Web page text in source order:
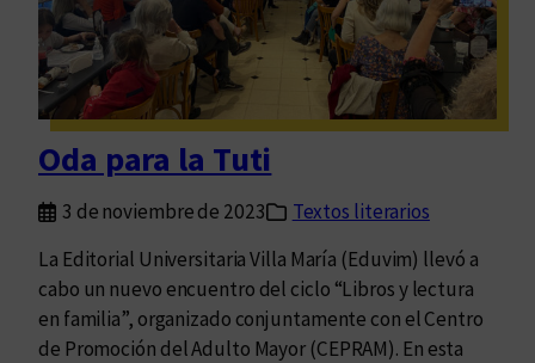
p
o
r
1
5
a
o
s
Oda para la Tuti
3 de noviembre de 2023
Textos literarios
La Editorial Universitaria Villa María (Eduvim) llevó a
cabo un nuevo encuentro del ciclo “Libros y lectura
en familia”, organizado conjuntamente con el Centro
de Promoción del Adulto Mayor (CEPRAM). En esta